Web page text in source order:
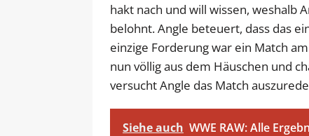
hakt nach und will wissen, weshalb
belohnt. Angle beteuert, dass das
einzige Forderung war ein Match
nun völlig aus dem Häuschen und
versucht Angle das Match
Siehe auch WWE RAW: Alle